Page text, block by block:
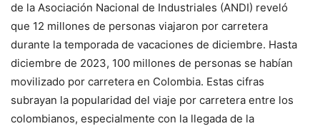
de la Asociación Nacional de Industriales (ANDI) reveló
que 12 millones de personas viajaron por carretera
durante la temporada de vacaciones de diciembre. Hasta
diciembre de 2023, 100 millones de personas se habían
movilizado por carretera en Colombia. Estas cifras
subrayan la popularidad del viaje por carretera entre los
colombianos, especialmente con la llegada de la